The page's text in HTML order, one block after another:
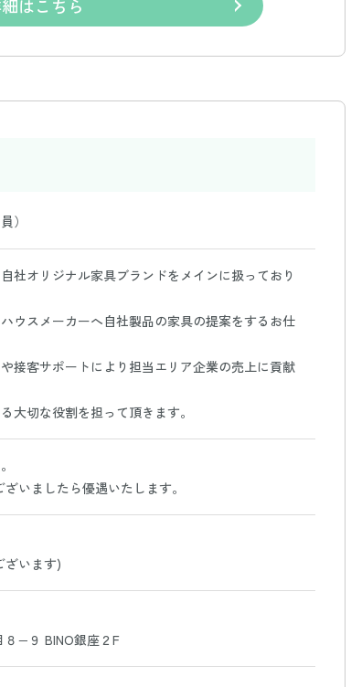
はこちら
）
社オリジナル家具ブランドをメインに扱っており
ウスメーカーへ自社製品の家具の提案をするお仕
接客サポートにより担当エリア企業の売上に貢献
大切な役割を担って頂きます。
いましたら優遇いたします。
います)
−９ BINO銀座２F